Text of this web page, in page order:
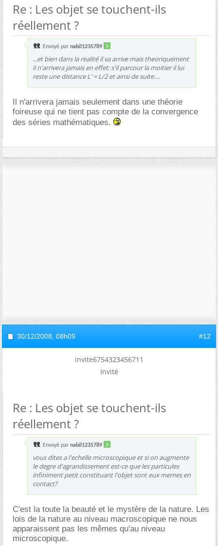
Re : Les objet se touchent-ils
réellement ?
Envoyé par nabil1235789
...et bien dans la realité il va arrive mais theoriquement
il n'arrivera jamais en effet: s'il parcour la moitier il lui
reste une distance L' = L/2 et ainsi de suite....
Il n'arrivera jamais seulement dans une théorie
foireuse qui ne tient pas compte de la convergence
des séries mathématiques.
30/12/2008, 08h09 #12
invite6754323456711
Invité
Re : Les objet se touchent-ils
réellement ?
Envoyé par nabil1235789
vous dites a l'echelle microscopique et si on augmente
le degre d'agrandissement est-ce que les particules
infiniment petit constituant l'objet sont eux memes en
contact?
C'est la toute la beauté et le mystère de la nature. Les
lois de la nature au niveau macroscopique ne nous
apparaissent pas les mêmes qu'au niveau
microscopique.